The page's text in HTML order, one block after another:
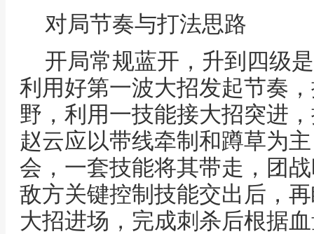
对局节奏与打法思路
开局常规蓝开，升到四级
利用好第一波大招发起节奏
野，利用一技能接大招突进
赵云应以带线牵制和蹲草为
会，一套技能将其带走，团
敌方关键控制技能交出后，
大招进场，完成刺杀后根据